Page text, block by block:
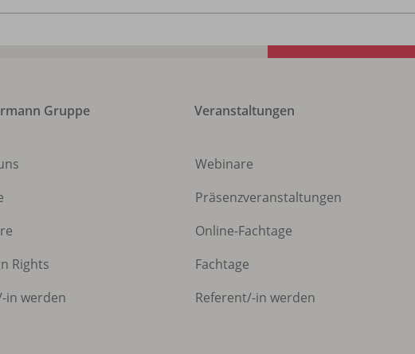
Gruppe
Rights
-in werden
Veranstaltungen
Webinare
Präsenzveranstaltungen
Online-Fachtage
Fachtage
Referent/-in werden